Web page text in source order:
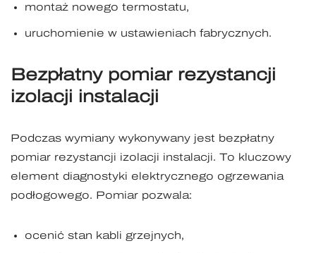
montaż nowego termostatu,
uruchomienie w ustawieniach fabrycznych.
Bezpłatny pomiar rezystancji
izolacji instalacji
Podczas wymiany wykonywany jest bezpłatny
pomiar rezystancji izolacji instalacji. To kluczowy
element diagnostyki elektrycznego ogrzewania
podłogowego. Pomiar pozwala:
ocenić stan kabli grzejnych,